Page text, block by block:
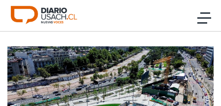
Click acá para ir directamente al contenido
Noticias
Investigación
Cultura